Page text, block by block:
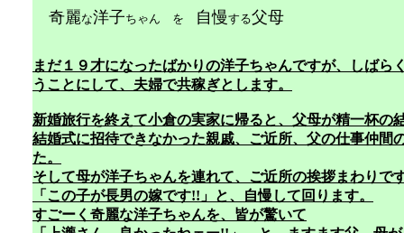
奇麗な洋子ちゃん を 自慢する父
まだ１９才になったばかりの洋子ちゃんですが、しばら
うことにして、夫婦で共稼ぎとします。
新婚旅行を終えて小倉の実家に帰ると、父母が精一杯の
結婚式に招待できなかった親戚、ご近所、父の仕事仲間
た。
そして母が洋子ちゃんを連れて、ご近所の挨拶まわりで
「この子が長男の嫁です!!」と、自慢して回ります。
すごーく奇麗な洋子ちゃんを、皆が驚いて